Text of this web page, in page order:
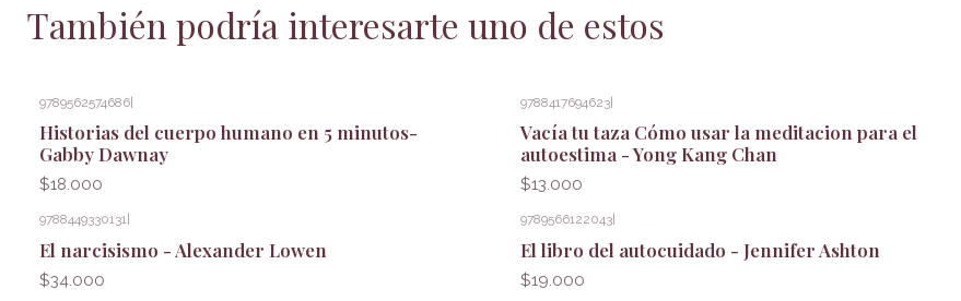
También podría interesarte uno de estos
9789562574686
Historias del cuerpo humano en 5 minutos-
Gabby Dawnay
$18.000
9788417694623|
Vacía tu taza Cómo usar la meditacion para el
autoestima - Yong Kang Chan
$13.000
9788449330131
El narcisismo - Alexander Lowen
$34.000
9789566122043|
El libro del autocuidado - Jennifer Ashton
$19.000